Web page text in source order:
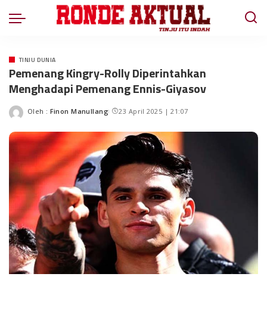
TINJU DUNIA
Pemenang Kingry-Rolly Diperintahkan
Menghadapi Pemenang Ennis-Giyasov
Oleh : Finon Manullang 23 April 2025 | 21:07